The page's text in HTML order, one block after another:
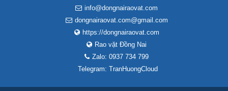
info@dongnairaovat.com
dongnairaovat.com@gmail.com
https://dongnairaovat.com
Rao vặt Đồng Nai
Zalo: 0937 734 799
Telegram: TranHuongCloud